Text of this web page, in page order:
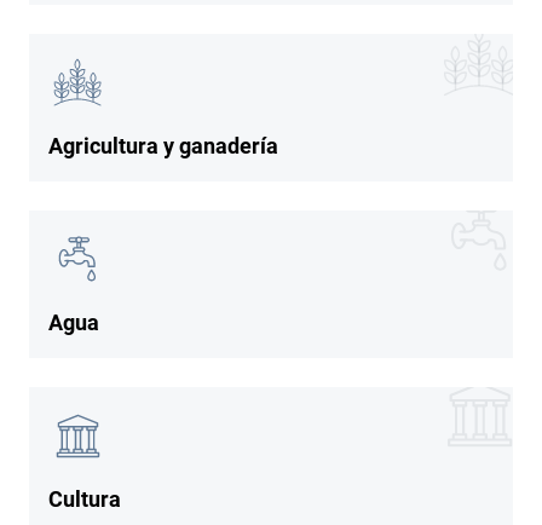
Imagen
Agricultura y ganadería
Imagen
Imagen
Agua
Imagen
Imagen
Cultura
Imagen